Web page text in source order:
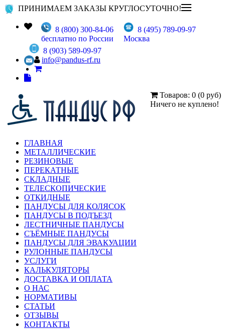
ПРИНИМАЕМ ЗАКАЗЫ КРУГЛОСУТОЧНО!
8 (800) 300-84-06
бесплатно по России
8 (495) 789-09-97
Москва
8 (903) 589-09-97
info@pandus-rf.ru
Товаров: 0 (0 руб)
Ничего не куплено!
ГЛАВНАЯ
МЕТАЛЛИЧЕСКИЕ
РЕЗИНОВЫЕ
ПЕРЕКАТНЫЕ
СКЛАДНЫЕ
ТЕЛЕСКОПИЧЕСКИЕ
ОТКИДНЫЕ
ПАНДУСЫ ДЛЯ КОЛЯСОК
ПАНДУСЫ В ПОДЪЕЗД
ЛЕСТНИЧНЫЕ ПАНДУСЫ
СЪЁМНЫЕ ПАНДУСЫ
ПАНДУСЫ ДЛЯ ЭВАКУАЦИИ
РУЛОННЫЕ ПАНДУСЫ
УСЛУГИ
КАЛЬКУЛЯТОРЫ
ДОСТАВКА И ОПЛАТА
О НАС
НОРМАТИВЫ
СТАТЬИ
ОТЗЫВЫ
КОНТАКТЫ